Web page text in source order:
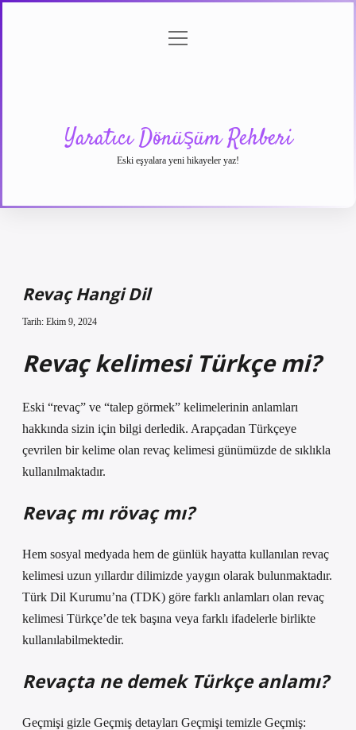
menüyü
Yaratıcı Dönüşüm Rehberi
Eski eşyalara yeni hikayeler yaz!
Revaç Hangi Dil
Tarih: Ekim 9, 2024
Revaç kelimesi Türkçe mi?
Eski “revaç” ve “talep görmek” kelimelerinin anlamları
hakkında sizin için bilgi derledik. Arapçadan Türkçeye
çevrilen bir kelime olan revaç kelimesi günümüzde de sıklıkla
kullanılmaktadır.
Revaç mı rövaç mı?
Hem sosyal medyada hem de günlük hayatta kullanılan revaç
kelimesi uzun yıllardır dilimizde yaygın olarak bulunmaktadır.
Türk Dil Kurumu’na (TDK) göre farklı anlamları olan revaç
kelimesi Türkçe’de tek başına veya farklı ifadelerle birlikte
kullanılabilmektedir.
Revaçta ne demek Türkçe anlamı?
Geçmişi gizle Geçmiş detayları Geçmişi temizle Geçmiş: